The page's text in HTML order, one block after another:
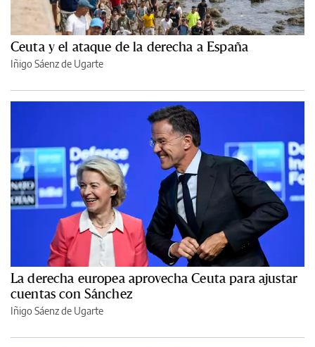
Ceuta y el ataque de la derecha a España
Iñigo Sáenz de Ugarte
La derecha europea aprovecha Ceuta para ajustar
cuentas con Sánchez
Iñigo Sáenz de Ugarte